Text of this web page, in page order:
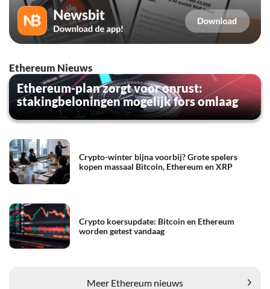
Ethereum Nieuws
Ethereum-plan zorgt voor onrust:
stakingbeloningen mogelijk fors omlaag
Crypto-winter bijna voorbij? Grote spelers
kopen massaal Bitcoin, Ethereum en XRP
Crypto koersupdate: Bitcoin en Ethereum
worden getest vandaag
Meer Ethereum nieuws